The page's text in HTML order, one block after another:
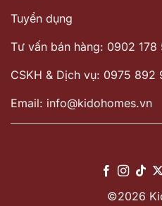
Tuyển dụng
Tư vấn bán hàng: 0902 178
CSKH & Dịch vụ: 0975 892
Email: info@kidohomes.vn
©2026